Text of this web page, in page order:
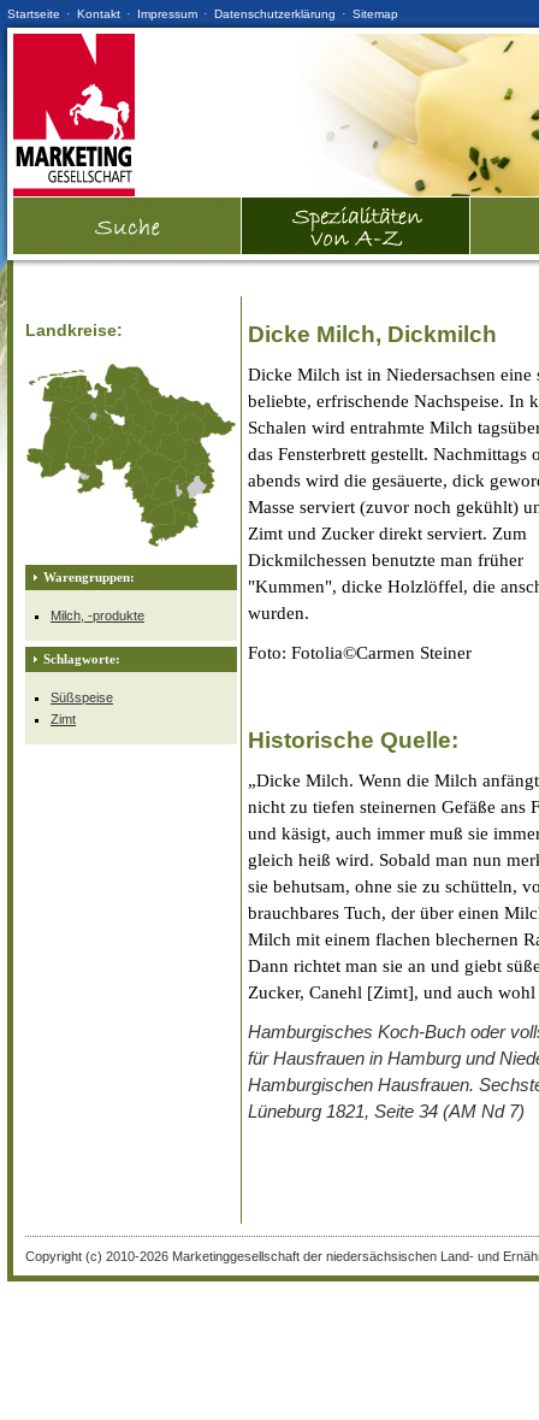
Startseite · Kontakt · Impressum · Datenschutzerklärung · Sitemap
Landkreise:
Warengruppen:
Milch, -produkte
Schlagworte:
Süßspeise
Zimt
Dicke Milch, Dickmilch
Dicke Milch ist in Niedersachsen eine
beliebte, erfrischende Nachspeise. In
Schalen wird entrahmte Milch
das Fensterbrett gestellt. Nachmittags
abends wird die gesäuerte, dick
Masse serviert (zuvor noch gekühlt)
Zimt und Zucker direkt serviert. Zum
Dickmilchessen benutzte man früher
"Kummen", dicke Holzlöffel, die
wurden.
Foto: Fotolia©Carmen Steiner
Historische Quelle:
„Dicke Milch. Wenn die Milch
nicht zu tiefen steinernen Gefäße ans
und käsigt, auch immer muß sie
gleich heiß wird. Sobald man nun
sie behutsam, ohne sie zu schütteln,
brauchbares Tuch, der über einen
Milch mit einem flachen blechernen
Dann richtet man sie an und giebt
Zucker, Canehl [Zimt], und auch
Hamburgisches Koch-Buch oder
für Hausfrauen in Hamburg und
Hamburgischen Hausfrauen.
Lüneburg 1821, Seite 34 (AM Nd 7)
Copyright (c) 2010-2026 Marketinggesellschaft der niedersächsischen Land- und